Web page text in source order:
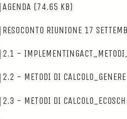
AGENDA (74.65 KB)
RESOCONTO RIUNIONE 17
2.1 -
2.2 - METODI DI CALCOLO_GENERE
2.3 - METODI DI